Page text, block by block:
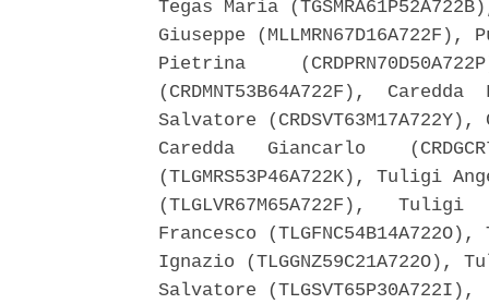
Tegas Maria
Giuseppe
Pietrina
(CRDMNT53B64A722F),  Caredda
Salvatore
Caredda   Giancarlo
(TLGMRS53P46A722K), Tuligi
(TLGLVR67M65A722F),   Tuligi
Francesco
Ignazio (TLGGNZ59C21A722O),
Salvatore (TLGSVT65P30A722I),